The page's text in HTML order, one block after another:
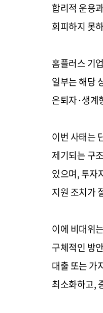
합리적 운용
회피하지 못
홈플러스 기
일부는 해당
은퇴자·생계
이번 사태는
제기되는 구
있으며, 투자
지원 조치가
이에 비대위
구체적인 방
대출 또는 가
최소화하고,